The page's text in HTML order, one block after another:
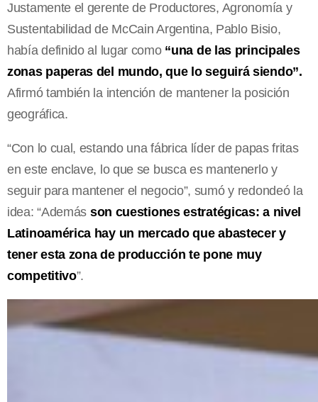
Justamente el gerente de Productores, Agronomía y
Sustentabilidad de McCain Argentina, Pablo Bisio,
había definido al lugar como“una de las principales
zonas paperas del mundo, que lo seguirá siendo”.
Afirmó también la intención de mantener la posición
geográfica.
“Con lo cual, estando una fábrica líder de papas fritas
en este enclave, lo que se busca es mantenerlo y
seguir para mantener el negocio”, sumó y redondeó la
idea: “Además son cuestiones estratégicas: a nivel
Latinoamérica hay un mercado que abastecer y
tener esta zona de producción te pone muy
competitivo”.